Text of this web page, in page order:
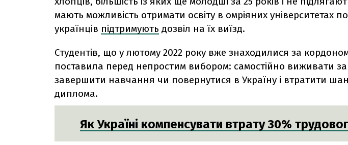
мають можливість отримати освіту в омріяних університетах
українців підтримують дозвіл на їх виїзд.
Студентів, що у лютому 2022 року вже знаходилися за
поставила перед непростим вибором: самостійно виживати
завершити навчання чи повернутися в Україну і втратити
диплома.
Як Україні компенсувати втрату 30%